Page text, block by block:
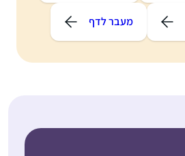
מעבר לדף